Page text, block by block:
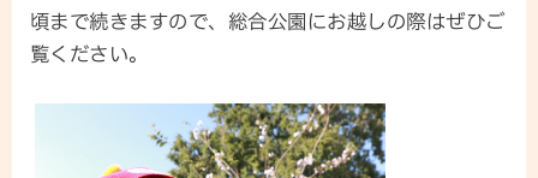
頃まで続きますので、総合公園にお越しの際はぜひご
覧ください。